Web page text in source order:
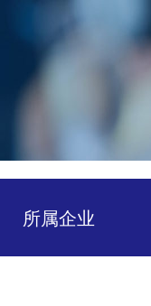
所属企业